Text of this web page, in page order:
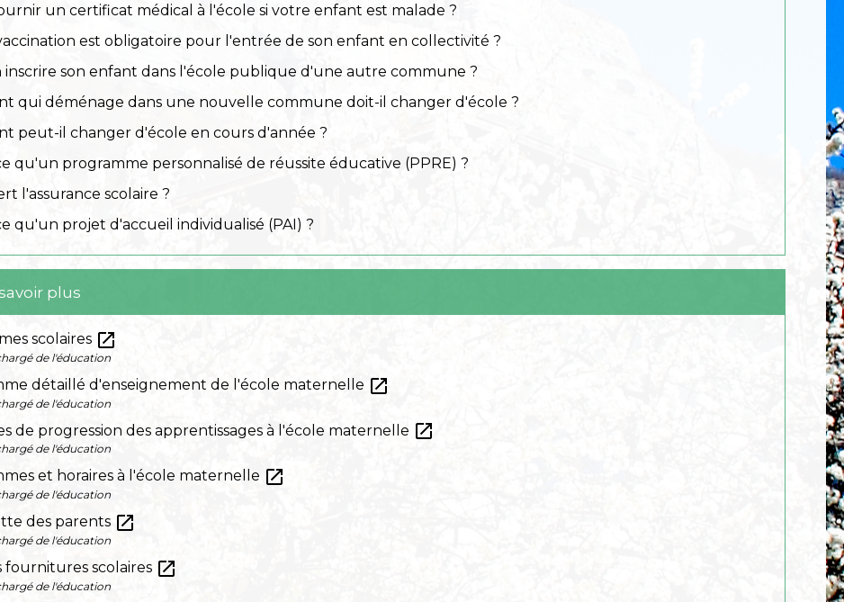
un certificat médical à l'école si votre enfant est malade ?
est obligatoire pour l'entrée de son enfant en collectivité ?
inscrire son enfant dans l'école publique d'une autre commune ?
qui déménage dans une nouvelle commune doit-il changer d'école ?
peut-il changer d'école en cours d'année ?
qu'un programme personnalisé de réussite éducative (PPRE) ?
l'assurance scolaire ?
qu'un projet d'accueil individualisé (PAI) ?
plus
scolaires open_in_new
de l'éducation
détaillé d'enseignement de l'école maternelle open_in_new
de l'éducation
de progression des apprentissages à l'école maternelle open_in_new
de l'éducation
et horaires à l'école maternelle open_in_new
de l'éducation
des parents open_in_new
de l'éducation
fournitures scolaires open_in_new
de l'éducation